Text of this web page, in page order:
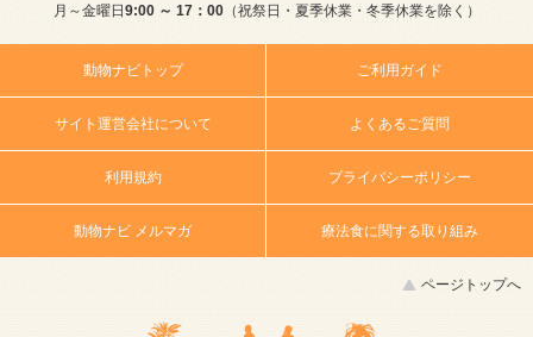
月～金曜日9:00 ～ 17：00（祝祭日・夏季休業・冬季休業を除く）
動物ナビトップ ご利用ガイド
サイト運営会社について よくあるご質問
利用規約 プライバシーポリシー
動物ナビ メルマガ 療法食に関する取り組み
ページトップへ